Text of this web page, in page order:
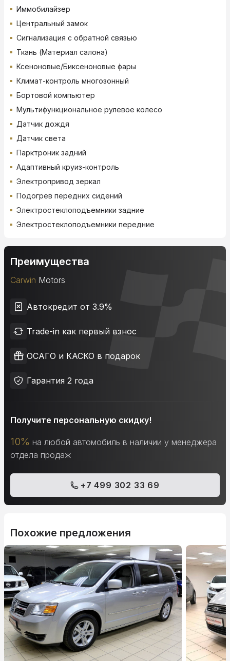
Иммобилайзер
Центральный замок
Сигнализация с обратной связью
Ткань (Материал салона)
Ксеноновые/Биксеноновые фары
Климат-контроль многозонный
Бортовой компьютер
Мультифункциональное рулевое колесо
Датчик дождя
Датчик света
Парктроник задний
Адаптивный круиз-контроль
Электропривод зеркал
Подогрев передних сидений
Электростеклоподъемники задние
Электростеклоподъемники передние
Преимущества
Carwin Motors
Автокредит от 3.9%
Trade-in как первый взнос
ОСАГО и КАСКО в подарок
Гарантия 2 года
Получите персональную скидку!
10% на любой автомобиль в наличии у менеджера
отдела продаж
+7 499 302 33 69
Похожие предложения